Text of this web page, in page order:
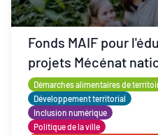
Fonds MAIF pour
projets Mécénat
Démarches alimentaires de
Développement territorial
Inclusion numérique
Politique de la ville